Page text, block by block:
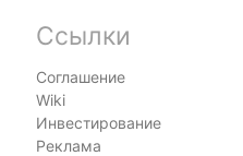
Ссылки
Соглашение
Wiki
Инвестирование
Реклама